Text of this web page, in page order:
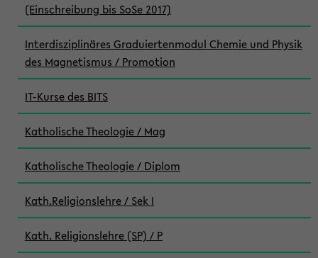
(Einschreibung bis SoSe 2017)
Interdisziplinäres Graduiertenmodul Chemie und Physik
des Magnetismus / Promotion
IT-Kurse des BITS
Katholische Theologie / Mag
Katholische Theologie / Diplom
Kath.Religionslehre / Sek I
Kath. Religionslehre (SP) / P